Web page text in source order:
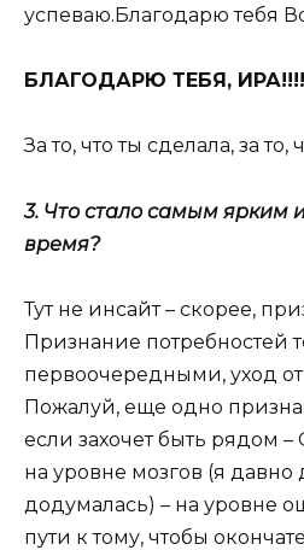
успеваю.Благодарю тебя
БЛАГОДАРЮ ТЕБЯ,
За то, что ты сделала, за
3. Что стало самым ярким
время?
Тут не инсайт – скорее,
Признание потребностей
первоочередными, уход от
Пожалуй, еще одно
если захочет быть рядом
на уровне мозгов (я давно
додумалась) – на уровне
пути к тому, чтобы